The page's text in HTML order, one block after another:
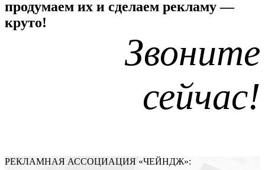
продумаем их и сделаем рекламу —
круто!
Звоните
сейчас!
РЕКЛАМНАЯ АССОЦИАЦИЯ «ЧЕЙНДЖ»: